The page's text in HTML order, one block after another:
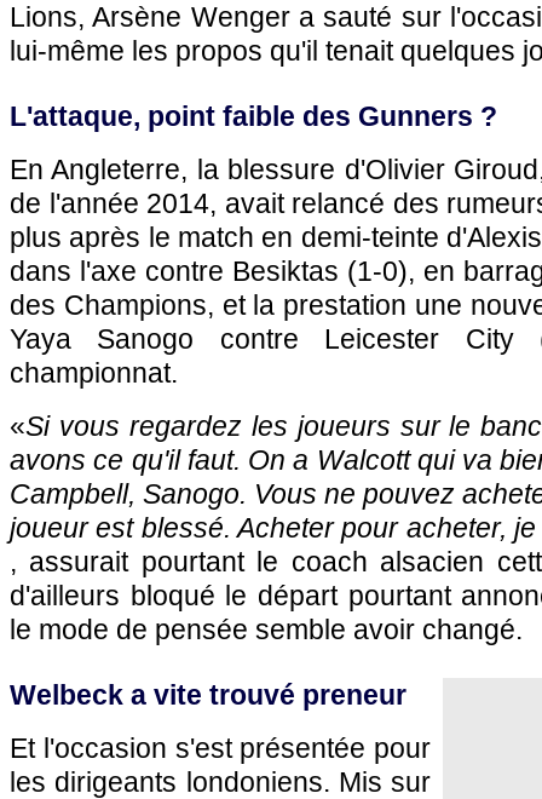
Lions, Arsène Wenger a sauté sur
lui-même les propos qu'il tenait quelques
L'attaque, point faible des Gunners ?
En Angleterre, la blessure d'Olivier
de l'année 2014, avait relancé des
plus après le match en demi-teinte
dans l'axe contre Besiktas (1-0), en
des Champions, et la prestation une
Yaya Sanogo contre Leicester City
championnat.
«Si vous regardez les joueurs sur le
avons ce qu'il faut. On a Walcott qui va
Campbell, Sanogo. Vous ne pouvez
joueur est blessé. Acheter pour acheter,
, assurait pourtant le coach alsacien
d'ailleurs bloqué le départ pourtant
le mode de pensée semble avoir changé.
Welbeck a vite trouvé preneur
Et l'occasion s'est présentée pour
les dirigeants londoniens. Mis sur